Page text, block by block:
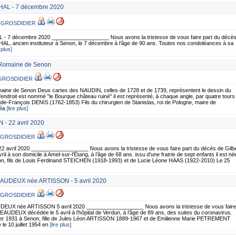
- 7 décembre 2020
- 7 décembre 2020 ___________________ Nous avons la tristesse de vous faire part du
ancien instituteur à Senon, le 7 décembre à l’âge de 90 ans. Toutes nos condoléances à sa
de Senon
de Senon Deux cartes des NAUDIN, celles de 1728 et de 1739, représentent le dessin du
est nommé "le Bourque château ruiné" il est représenté, à chaque angle, par quatre tours
François DENIS (1762-1853) Fils du chirurgien de Stanislas, roi de Pologne, maire de
[lire plus]
- 22 avril 2020
avril 2020 ___________________ Nous avons la tristesse de vous faire part du décès de
à son domicile à Amel-sur-l’Étang, à l’âge de 68 ans. issu d'une fratrie de sept enfants il est
fils de Louis Ferdinand STEICHEN (1918-1993) et de Lucie Léone HAAS (1922-2010) Le 25
née ARTISSON - 5 avril 2020
née ARTISSON 5 avril 2020 ___________________ Nous avons la tristesse de vous faire
décédée le 5 avril à l’hôpital de Verdun, à l’âge de 89 ans, des suites du coronavirus.
1931 à Senon, fille de Jules Léon ARTISSON 1889-1967 et de Emilienne Marie PETREMENT
le 10 juillet 1954 en [lire plus]